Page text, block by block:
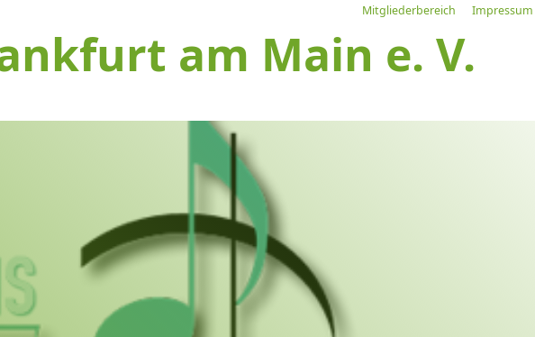
Mitgliederbereich Impressum
am Main e. V.
Letzte Alle